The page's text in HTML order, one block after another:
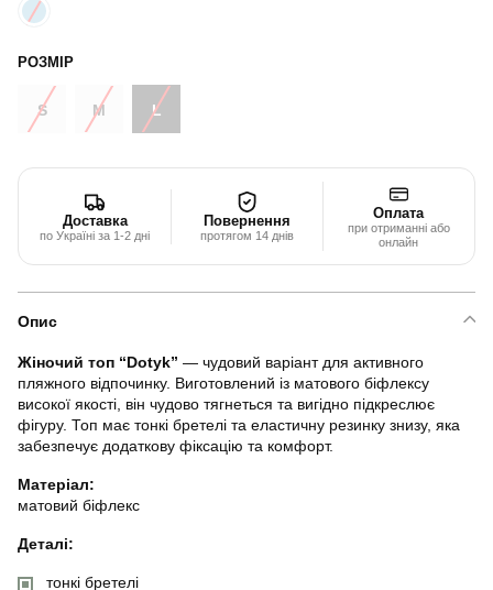
РОЗМІР
S M L
Доставка
по Україні за 1-2 дні
Повернення
протягом 14 днів
Оплата
при отриманні або
онлайн
Опис
Жіночий топ “Dotyk” — чудовий варіант для активного
пляжного відпочинку. Виготовлений із матового біфлексу
високої якості, він чудово тягнеться та вигідно підкреслює
фігуру. Топ має тонкі бретелі та еластичну резинку знизу, яка
забезпечує додаткову фіксацію та комфорт.
Матеріал:
матовий біфлекс
Деталі:
тонкі бретелі